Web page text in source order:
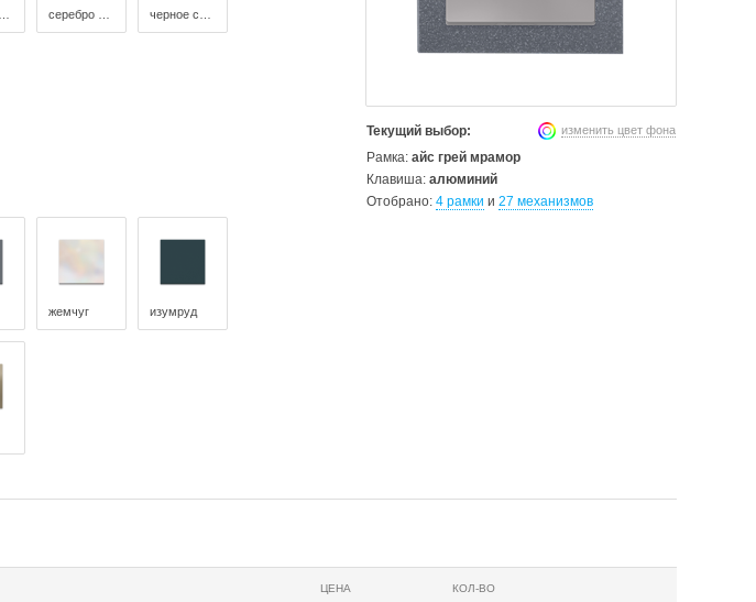
жемчуг изумруд
изменить цвет фона
Текущий выбор:
Рамка: айс грей мрамор
Клавиша: алюминий
Отобрано: 4 рамки и 27 механизмов
ЦЕНА КОЛ-ВО